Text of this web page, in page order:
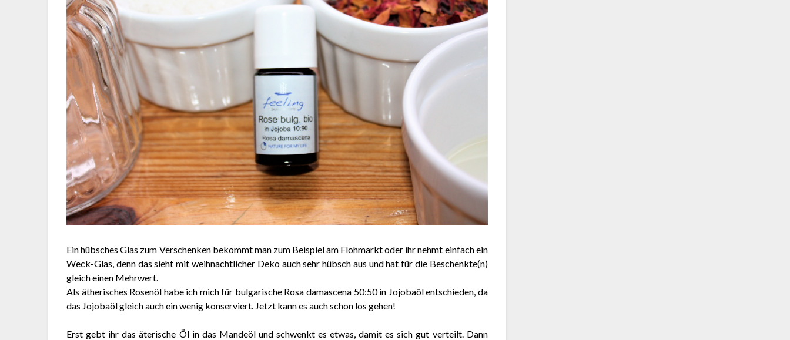
Ein hübsches Glas zum Verschenken bekommt man zum Beispiel am Flohmarkt oder ihr nehmt einfach ein
Weck-Glas, denn das sieht mit weihnachtlicher Deko auch sehr hübsch aus und hat für die Beschenkte(n)
gleich einen Mehrwert.
Als ätherisches Rosenöl habe ich mich für bulgarische Rosa damascena 50:50 in Jojobaöl entschieden, da
das Jojobaöl gleich auch ein wenig konserviert. Jetzt kann es auch schon los gehen!
Erst gebt ihr das äterische Öl in das Mandeöl und schwenkt es etwas, damit es sich gut verteilt. Dann